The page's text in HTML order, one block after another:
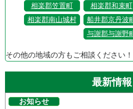
相楽郡笠置町
相楽郡和束町
相楽郡南山城村
船井郡京丹波町
与謝郡与謝野町
その他の地域の方もご相談ください！
最新情報
お知らせ